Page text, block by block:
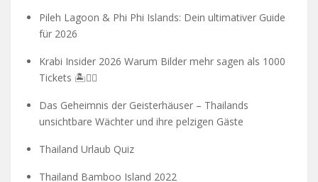
Pileh Lagoon & Phi Phi Islands: Dein ultimativer Guide
für 2026
Krabi Insider 2026 Warum Bilder mehr sagen als 1000
Tickets 🏝️🧗‍♂️
Das Geheimnis der Geisterhäuser – Thailands
unsichtbare Wächter und ihre pelzigen Gäste
Thailand Urlaub Quiz
Thailand Bamboo Island 2022